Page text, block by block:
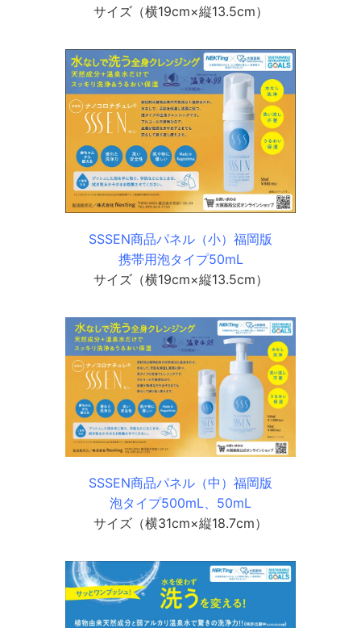
サイズ（横19cm×縦13.5cm）
SSSEN商品パネル（小）福岡版
携帯用泡タイプ50mL
サイズ（横19cm×縦13.5cm）
SSSEN商品パネル（中）福岡版
泡タイプ500mL、50mL
サイズ（横31cm×縦18.7cm）